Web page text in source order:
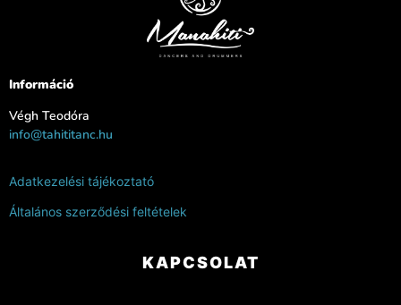
Információ
Végh Teodóra
info@tahititanc.hu
Adatkezelési tájékoztató
Általános szerződési feltételek
KAPCSOLAT